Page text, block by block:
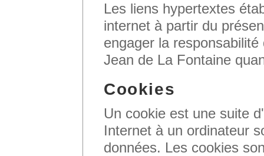
Les liens hypertextes
internet à partir du
engager la
Jean de La Fontaine
Cookies
Un cookie est une suite
Internet à un ordinateur
données. Les cookies